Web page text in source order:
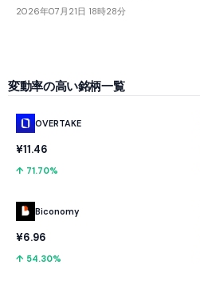
2026年07月21日 18時28分
変動率の高い銘柄一覧
OVERTAKE
¥11.46
↑ 71.70%
Biconomy
¥6.96
↑ 54.30%